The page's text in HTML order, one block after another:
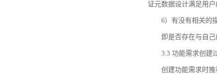
证元数据设计满足用
6）有没有相关的
即是否存在与自
3.3 功能需求创建
创建功能需求时推